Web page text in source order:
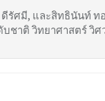
ศมี, และสิทธินันท์ ท
าติ วิทยาศาสตร์ วิศ